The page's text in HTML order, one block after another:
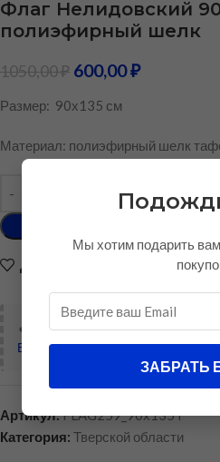
Флаг Нелидовский
полиэфирный шелк
1050,00₽ 600,00₽
Размер: 90х135 см
Материал: полиэфирный шелк
Добавить в список желаний
🔥
Хотите купить дешевле?
Войдите в аккаунт, чтобы
Артикул:FLAG259_90x135T
Категория: Тверской области
Мы хотим подарить вам
ЗАБРАТЬ